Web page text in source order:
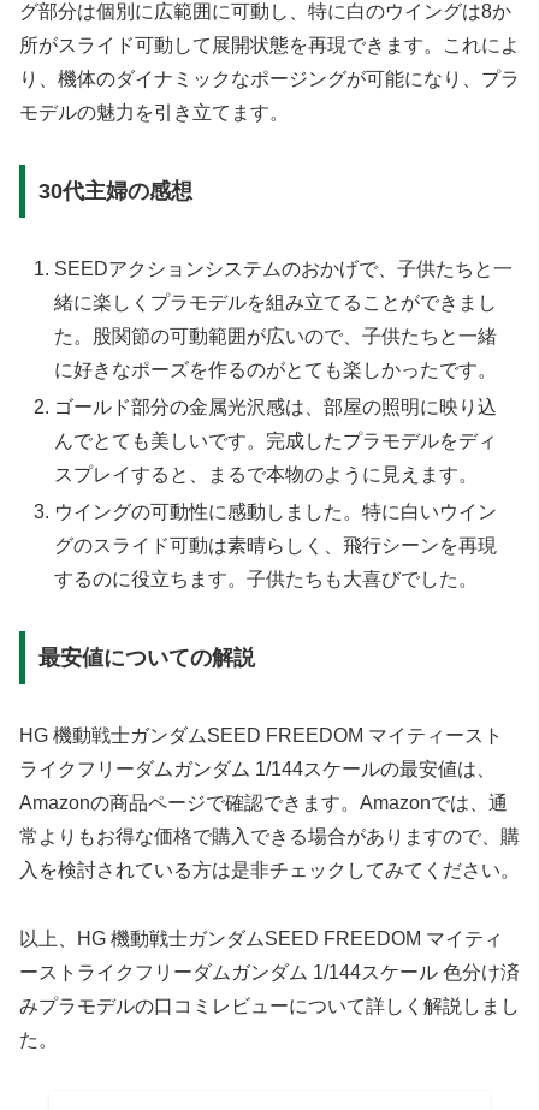
グ部分は個別に広範囲に可動し、特に白のウイングは8か
所がスライド可動して展開状態を再現できます。これによ
り、機体のダイナミックなポージングが可能になり、プラ
モデルの魅力を引き立てます。
30代主婦の感想
SEEDアクションシステムのおかげで、子供たちと一
緒に楽しくプラモデルを組み立てることができまし
た。股関節の可動範囲が広いので、子供たちと一緒
に好きなポーズを作るのがとても楽しかったです。
ゴールド部分の金属光沢感は、部屋の照明に映り込
んでとても美しいです。完成したプラモデルをディ
スプレイすると、まるで本物のように見えます。
ウイングの可動性に感動しました。特に白いウイン
グのスライド可動は素晴らしく、飛行シーンを再現
するのに役立ちます。子供たちも大喜びでした。
最安値についての解説
HG 機動戦士ガンダムSEED FREEDOM マイティースト
ライクフリーダムガンダム 1/144スケールの最安値は、
Amazonの商品ページで確認できます。Amazonでは、通
常よりもお得な価格で購入できる場合がありますので、購
入を検討されている方は是非チェックしてみてください。
以上、HG 機動戦士ガンダムSEED FREEDOM マイティ
ーストライクフリーダムガンダム 1/144スケール 色分け済
みプラモデルの口コミレビューについて詳しく解説しまし
た。